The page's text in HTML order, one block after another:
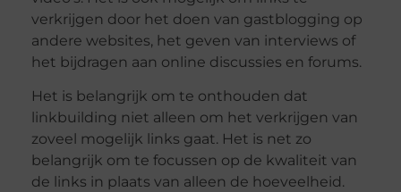
verkrijgen door het doen van gastblogging op
andere websites, het geven van interviews of
het bijdragen aan online discussies en forums.
Het is belangrijk om te onthouden dat
linkbuilding niet alleen om het verkrijgen van
zoveel mogelijk links gaat. Het is net zo
belangrijk om te focussen op de kwaliteit van
de links in plaats van alleen de hoeveelheid.